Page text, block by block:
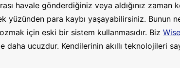
havale gönderdiğiniz veya aldığınız
yüzünden para kaybı yaşayabilirsiniz. Bunun
için eski bir sistem kullanmasıdır. Biz Wise
daha ucuzdur. Kendilerinin akıllı teknolojileri